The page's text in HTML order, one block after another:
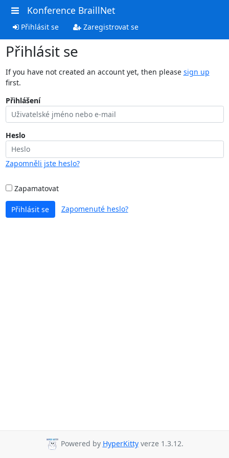
Konference BraillNet
Přihlásit se Zaregistrovat se
Přihlásit se
If you have not created an account yet, then please sign up
first.
Přihlášení
Heslo
Zapomněli jste heslo?
Zapamatovat
Přihlásit se Zapomenuté heslo?
Powered by HyperKittyverze 1.3.12.